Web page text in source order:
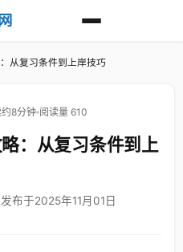
从复习条件到上岸技巧
约8分钟 阅读量 610
：从复习条件到上
发布于2025年11月01日